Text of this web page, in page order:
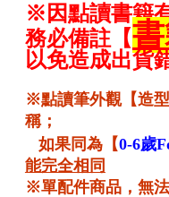
※因點讀書籍
務必備註【
以免造成出貨
※點讀筆外觀【造
稱；
如果同為【0-6歲
能完全相同
※單配件商品，無